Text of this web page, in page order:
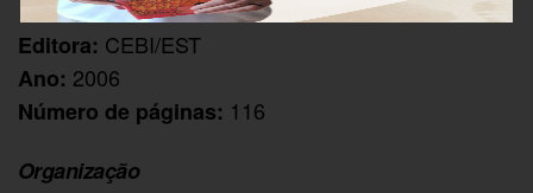
Editora: CEBI/EST
Ano: 2006
Número de páginas: 116
Organização